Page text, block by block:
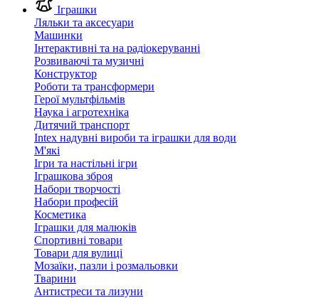
Іграшки
Ляльки та аксесуари
Машинки
Інтерактивні та на радіокеруванні
Розвиваючі та музичні
Конструктор
Роботи та трансформери
Герої мультфільмів
Наука і агротехніка
Дитячий транспорт
Intex надувні вироби та іграшки для води
М'які
Ігри та настільні ігри
Іграшкова зброя
Набори творчості
Набори професій
Косметика
Іграшки для малюків
Спортивні товари
Товари для вулиці
Мозаїки, пазли і розмальовки
Тварини
Антистреси та лизуни